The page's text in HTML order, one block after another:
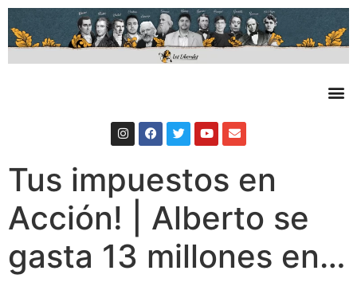
Tus impuestos en
Acción! | Alberto se
gasta 13 millones en…